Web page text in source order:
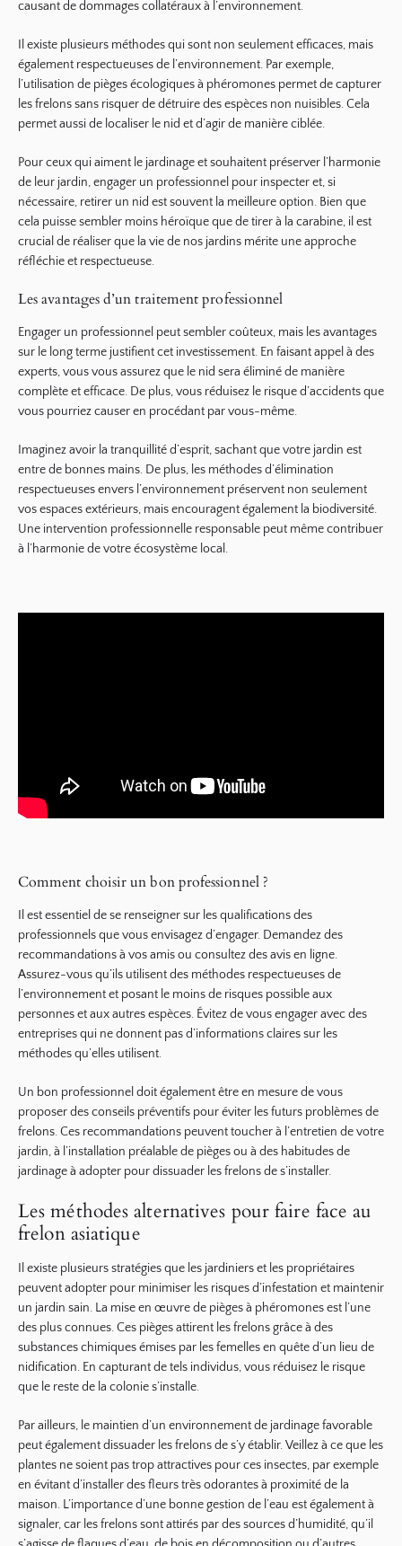
causant de dommages collatéraux à l’environnement.
Il existe plusieurs méthodes qui sont non seulement efficaces, mais
également respectueuses de l’environnement. Par exemple,
l’utilisation de pièges écologiques à phéromones permet de capturer
les frelons sans risquer de détruire des espèces non nuisibles. Cela
permet aussi de localiser le nid et d’agir de manière ciblée.
Pour ceux qui aiment le jardinage et souhaitent préserver l’harmonie
de leur jardin, engager un professionnel pour inspecter et, si
nécessaire, retirer un nid est souvent la meilleure option. Bien que
cela puisse sembler moins héroïque que de tirer à la carabine, il est
crucial de réaliser que la vie de nos jardins mérite une approche
réfléchie et respectueuse.
Les avantages d’un traitement professionnel
Engager un professionnel peut sembler coûteux, mais les avantages
sur le long terme justifient cet investissement. En faisant appel à des
experts, vous vous assurez que le nid sera éliminé de manière
complète et efficace. De plus, vous réduisez le risque d’accidents que
vous pourriez causer en procédant par vous-même.
Imaginez avoir la tranquillité d’esprit, sachant que votre jardin est
entre de bonnes mains. De plus, les méthodes d’élimination
respectueuses envers l’environnement préservent non seulement
vos espaces extérieurs, mais encouragent également la biodiversité.
Une intervention professionnelle responsable peut même contribuer
à l’harmonie de votre écosystème local.
Comment choisir un bon professionnel ?
Il est essentiel de se renseigner sur les qualifications des
professionnels que vous envisagez d’engager. Demandez des
recommandations à vos amis ou consultez des avis en ligne.
Assurez-vous qu’ils utilisent des méthodes respectueuses de
l’environnement et posant le moins de risques possible aux
personnes et aux autres espèces. Évitez de vous engager avec des
entreprises qui ne donnent pas d’informations claires sur les
méthodes qu’elles utilisent.
Un bon professionnel doit également être en mesure de vous
proposer des conseils préventifs pour éviter les futurs problèmes de
frelons. Ces recommandations peuvent toucher à l’entretien de votre
jardin, à l’installation préalable de pièges ou à des habitudes de
jardinage à adopter pour dissuader les frelons de s’installer.
Les méthodes alternatives pour faire face au
frelon asiatique
Il existe plusieurs stratégies que les jardiniers et les propriétaires
peuvent adopter pour minimiser les risques d’infestation et maintenir
un jardin sain. La mise en œuvre de pièges à phéromones est l’une
des plus connues. Ces pièges attirent les frelons grâce à des
substances chimiques émises par les femelles en quête d’un lieu de
nidification. En capturant de tels individus, vous réduisez le risque
que le reste de la colonie s’installe.
Par ailleurs, le maintien d’un environnement de jardinage favorable
peut également dissuader les frelons de s’y établir. Veillez à ce que les
plantes ne soient pas trop attractives pour ces insectes, par exemple
en évitant d’installer des fleurs très odorantes à proximité de la
maison. L’importance d’une bonne gestion de l’eau est également à
signaler, car les frelons sont attirés par des sources d’humidité, qu’il